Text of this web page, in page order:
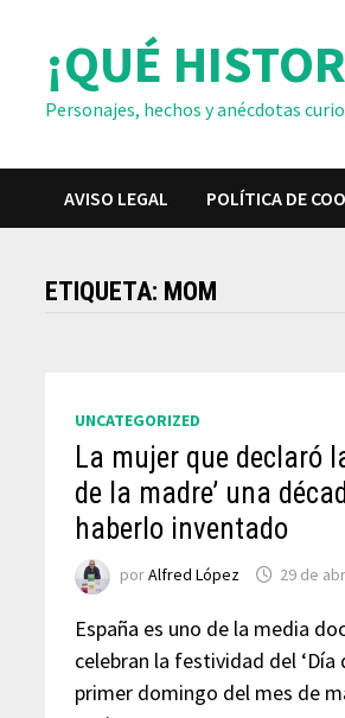
contenido¡QUÉ
Personajes, hechos y anécdotas
AVISO LEGAL POLÍTICA DE
ETIQUETA: MOM
UNCATEGORIZED
La mujer que declaró
de la madre’ una
haberlo inventado
porAlfred López 29 de
España es uno de la media
celebran la festividad del ‘Día
primer domingo del mes de